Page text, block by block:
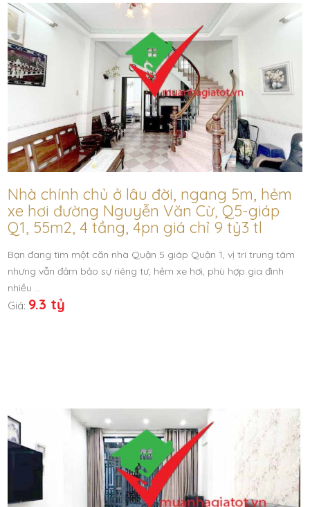
Nhà chính chủ ở lâu đời, ngang 5m, hẻm
xe hơi đường Nguyễn Văn Cừ, Q5-giáp
Q1, 55m2, 4 tầng, 4pn giá chỉ 9 tỷ3 tl
Bạn đang tìm một căn nhà Quận 5 giáp Quận 1, vị trí trung tâm
nhưng vẫn đảm bảo sự riêng tư, hẻm xe hơi, phù hợp gia đình
nhiều …
Giá: 9.3 tỷ